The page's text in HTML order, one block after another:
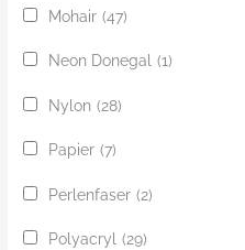
Mohair (47)
Neon Donegal (1)
Nylon (28)
Papier (7)
Perlenfaser (2)
Polyacryl (29)